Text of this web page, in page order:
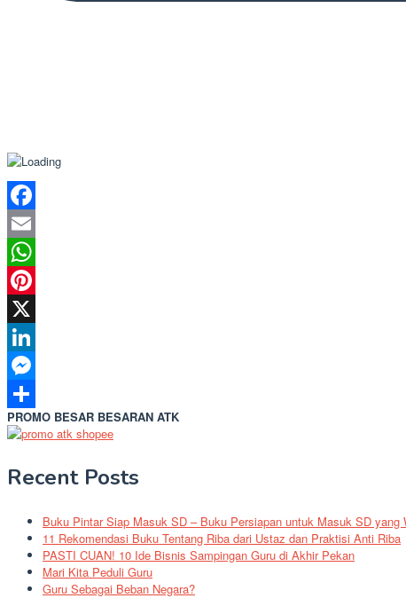
Facebook
Email
WhatsApp
Pinterest
X
LinkedIn
Messenger
Share
PROMO BESAR BESARAN ATK
Recent Posts
Buku Pintar Siap Masuk SD – Buku Persiapan untuk Masuk SD yang
11 Rekomendasi Buku Tentang Riba dari Ustaz dan Praktisi Anti Riba
PASTI CUAN! 10 Ide Bisnis Sampingan Guru di Akhir Pekan
Mari Kita Peduli Guru
Guru Sebagai Beban Negara?